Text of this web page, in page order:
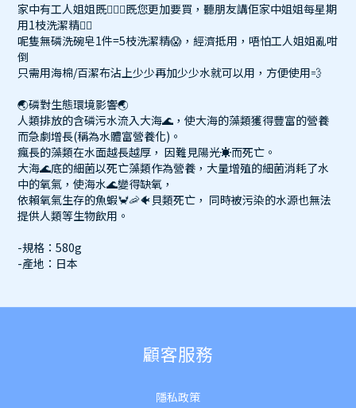
家中有工人姐姐既👱🏾‍♀️既您更加要買，聽朋友講佢家中姐姐每星期
用1枝洗潔精🤦‍♀
呢隻無磷洗碗皂1件=5枝洗潔精😱，經濟抵用，唔怕工人姐姐亂咁
倒
只需用海棉/百潔布沾上少少再加少少水就可以用，方便使用💨
🌏磷對生態環境影響🌏
人類排放的含磷污水流入大海🌊，使大海的藻類獲得豐富的營養
而急劇增長(稱為水體富營養化)。
瘋長的藻類在水面越長越厚， 因難見陽光☀️而死亡。
大海🌊底的細菌以死亡藻類作為營養，大量增殖的細菌消耗了水
中的氧氣，使海水🌊變得缺氧，
依賴氧氣生存的魚蝦🦀🦐🐠貝類死亡， 同時被污染的水源也無法
提供人類等生物飲用。
-規格：580g
-產地：日本
顧客服務
隱私政策